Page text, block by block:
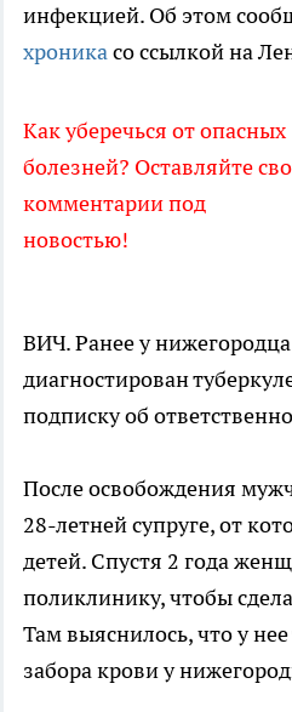
инфекцией. Об этом
хроникасо ссылкой на
Как уберечься от опасных
болезней? Оставляйте
комментарии под
новостью!
ВИЧ. Ранее у
диагностирован
подписку об
После освобождения
28-летней супруге, от
детей. Спустя 2 года
поликлинику, чтобы
Там выяснилось, что у нее
забора крови у